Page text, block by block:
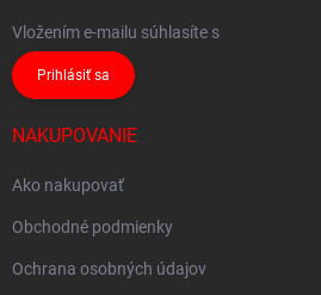
Vložením e-mailu súhlasíte s
Prihlásiť sa
NAKUPOVANIE
Ako nakupovať
Obchodné podmienky
Ochrana osobných údajov